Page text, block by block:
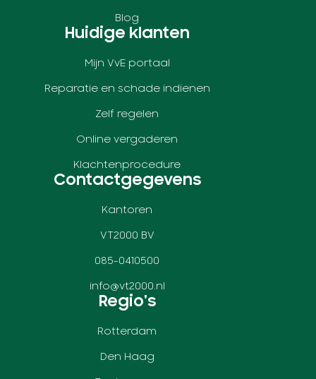
Blog
Huidige klanten
Mijn VvE portaal
Reparatie en schade indienen
Zelf regelen
Online vergaderen
Klachtenprocedure
Contactgegevens
Kantoren
VT2000 BV
085-0410500
info@vt2000.nl
Regio's
Rotterdam
Den Haag